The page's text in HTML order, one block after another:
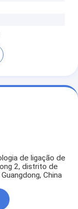
de ligação de
2, distrito de
China